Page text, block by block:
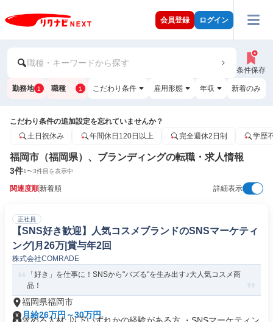
会員登録 ログイン
職種・キーワードから探す
条件保存
勤務地 1 職種 1 こだわり条件 雇用形態 年収 新着のみ
こだわり条件の追加設定を忘れていませんか？
土日祝休み
年間休日120日以上 完全週休2日制 学歴
福岡市（福岡県）、ブランディングの転職・求人情報
3件1〜3件目を表示中
関連度順新着順 詳細表示
正社員
【SNS好き歓迎】人気コスメブランドのSNSマーケティ
ング|月26万|賞与年2回
株式会社COMRADE
「好き」を仕事に！SNSから"バズる"を生み出す♪大人気コスメ商
品！
福岡県福岡市
月給26万円～30万円